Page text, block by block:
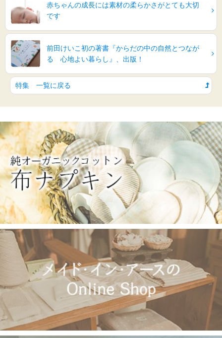
赤ちゃんの成長には素材の柔らかさがとても大切
です
前田けいこ初の著書『からだの中の自然とつなが
る 心地よい暮らし』、出版！
特集 一覧に戻る